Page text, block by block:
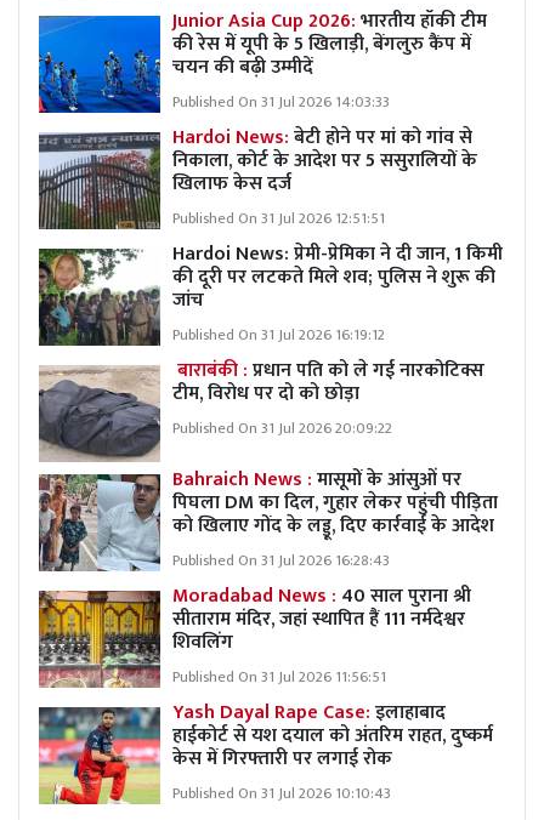
Junior Asia Cup 2026:भारतीय हॉकी टीम
की रेस में यूपी के 5 खिलाड़ी, बेंगलुरु कैंप में
चयन की बढ़ी उम्मीदें
Published On 31 Jul 2026 14:03:33
Hardoi News:बेटी होने पर मां को गांव से
निकाला, कोर्ट के आदेश पर 5 ससुरालियों के
खिलाफ केस दर्ज
Published On 31 Jul 2026 12:51:51
Hardoi News: प्रेमी-प्रेमिका ने दी जान, 1 किमी
की दूरी पर लटकते मिले शव; पुलिस ने शुरू की
जांच
Published On 31 Jul 2026 16:19:12
बाराबंकी :प्रधान पति को ले गई नारकोटिक्स
टीम, विरोध पर दो को छोड़ा
Published On 31 Jul 2026 20:09:22
Bahraich News :मासूमों के आंसुओं पर
पिघला DM का दिल, गुहार लेकर पहुंची पीड़िता
को खिलाए गोंद के लड्डू, दिए कार्रवाई के आदेश
Published On 31 Jul 2026 16:28:43
Moradabad News : 40 साल पुराना श्री
सीताराम मंदिर, जहां स्थापित हैं 111 नर्मदेश्वर
शिवलिंग
Published On 31 Jul 2026 11:56:51
Yash Dayal Rape Case:इलाहाबाद
हाईकोर्ट से यश दयाल को अंतरिम राहत, दुष्कर्म
केस में गिरफ्तारी पर लगाई रोक
Published On 31 Jul 2026 10:10:43